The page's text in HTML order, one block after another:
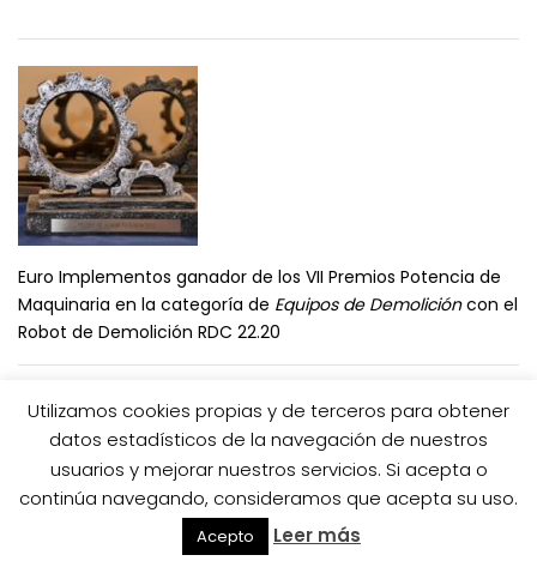
Euro Implementos ganador de los VII Premios Potencia de
Maquinaria en la categoría de Equipos de Demolicióncon el
Robot de Demolición RDC 22.20
IMPORTADOR MTS
IMPORTADOR SIMEX
Utilizamos cookies propias y de terceros para obtener
datos estadísticos de la navegación de nuestros
usuarios y mejorar nuestros servicios. Si acepta o
continúa navegando, consideramos que acepta su uso.
Acepto Leer más